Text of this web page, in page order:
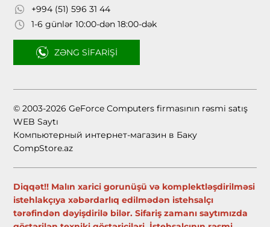
+994 (51) 596 31 44
1-6 günlər 10:00-dən 18:00-dək
ZƏNG SIFARIŞI
© 2003-2026 GeForce Computers firmasının rəsmi satış
WEB Saytı
Компьютерный интернет-магазин в Баку
CompStore.az
Diqqət!! Malın xarici gorunüşü və komplektləşdirilməsi
istehlakçıya xəbərdarlıq edilmədən istehsalçı
tərəfindən dəyişdirilə bilər. Sifariş zamanı saytımızda